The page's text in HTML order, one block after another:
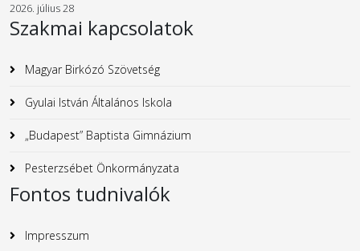
2026. július 28
Szakmai kapcsolatok
Magyar Birkózó Szövetség
Gyulai István Általános Iskola
„Budapest” Baptista Gimnázium
Pesterzsébet Önkormányzata
Fontos tudnivalók
Impresszum